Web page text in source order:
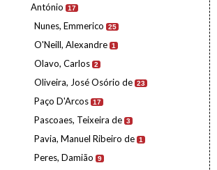
António
17
Nunes, Emmerico 25
O'Neill, Alexandre 1
Olavo, Carlos 2
Oliveira, José Osório de 23
Paço D'Arcos 17
Pascoaes, Teixeira de 3
Pavia, Manuel Ribeiro de 1
Peres, Damião 9